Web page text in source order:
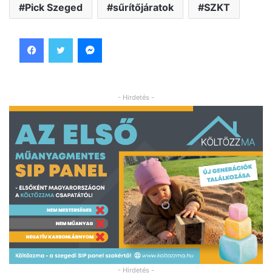
Pick Szeged sűrítőjáratok SZKT
- Hirdetés -
- Hirdetés -